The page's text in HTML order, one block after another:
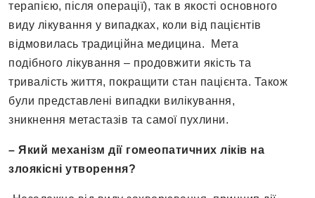
терапією, після операції), так в якості основного
виду лікування у випадках, коли від пацієнтів
відмовилась традиційна медицина. Мета
подібного лікування – продовжити якість та
тривалість життя, покращити стан пацієнта. Також
були представлені випадки вилікування,
зникнення метастазів та самої пухлини.
– Який механізм дії гомеопатичних ліків на
злоякісні утворення?